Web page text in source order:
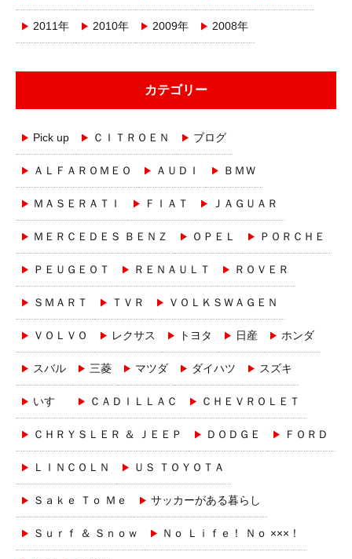
2011年 2010年 2009年 2008年
カテゴリー
Pick up ＣＩＴＲＯＥＮ ブログ
ＡＬＦＡＲＯＭＥＯ ＡＵＤＩ ＢＭＷ
ＭＡＳＥＲＡＴＩ ＦＩＡＴ ＪＡＧＵＡＲ
ＭＥＲＣＥＤＥＳ ＢＥＮＺ ＯＰＥＬ ＰＯＲＣＨＥ
ＰＥＵＧＥＯＴ ＲＥＮＡＵＬＴ ＲＯＶＥＲ
ＳＭＡＲＴ ＴＶＲ ＶＯＬＫＳＷＡＧＥＮ
ＶＯＬＶＯ レクサス トヨタ 日産 ホンダ
スバル 三菱 マツダ ダイハツ スズキ
いすゞ ＣＡＤＩＬＬＡＣ ＣＨＥＶＲＯＬＥＴ
ＣＨＲＹＳＬＥＲ ＆ ＪＥＥＰ ＤＯＤＧＥ ＦＯＲＤ
ＬＩＮＣＯＬＮ ＵＳ ＴＯＹＯＴＡ
Ｓａｋｅ Ｔｏ Ｍｅ サッカーがある暮らし
Ｓｕｒｆ ＆ Ｓｎｏｗ Ｎｏ Ｌｉｆｅ！ Ｎｏ ×××！